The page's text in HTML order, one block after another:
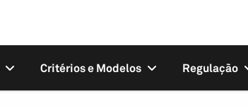
Critérios e Modelos Regulação